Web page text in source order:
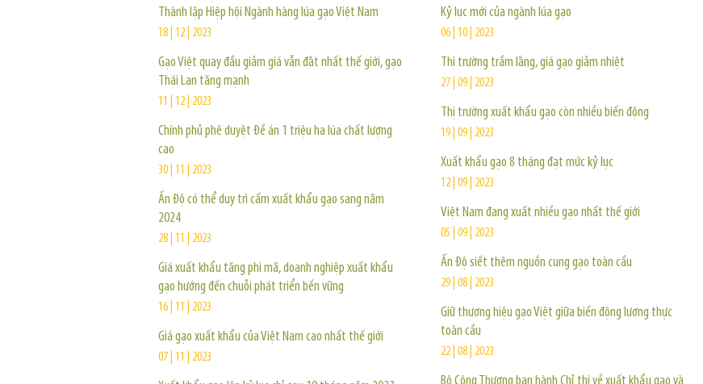
Thành lập Hiệp hội Ngành hàng lúa gạo Việt Nam
18 | 12 | 2023
Gạo Việt quay đầu giảm giá vẫn đắt nhất thế giới, gạo
Thái Lan tăng mạnh
11 | 12 | 2023
Chính phủ phê duyệt Đề án 1 triệu ha lúa chất lượng
cao
30 | 11 | 2023
Ấn Độ có thể duy trì cấm xuất khẩu gạo sang năm
2024
28 | 11 | 2023
Giá xuất khẩu tăng phi mã, doanh nghiệp xuất khẩu
gạo hướng đến chuỗi phát triển bền vững
16 | 11 | 2023
Giá gạo xuất khẩu của Việt Nam cao nhất thế giới
07 | 11 | 2023
Kỷ lục mới của ngành lúa gạo
06 | 10 | 2023
Thị trường trầm lắng, giá gạo giảm nhiệt
27 | 09 | 2023
Thị trường xuất khẩu gạo còn nhiều biến động
19 | 09 | 2023
Xuất khẩu gạo 8 tháng đạt mức kỷ lục
12 | 09 | 2023
Việt Nam đang xuất nhiều gạo nhất thế giới
05 | 09 | 2023
Ấn Độ siết thêm nguồn cung gạo toàn cầu
29 | 08 | 2023
Giữ thương hiệu gạo Việt giữa biến động lương thực
toàn cầu
22 | 08 | 2023